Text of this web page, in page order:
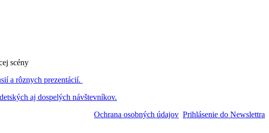
scény
a rôznych prezentácií.
aj dospelých návštevníkov.
Prihlásenie do Newslettra
Ochrana osobných údajov